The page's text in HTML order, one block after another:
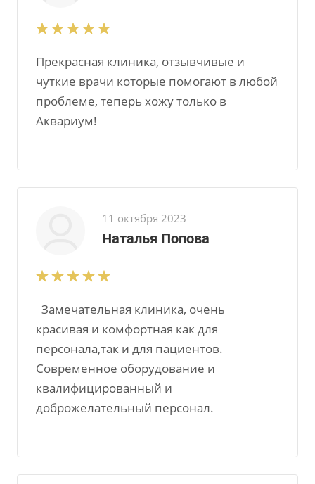
Прекрасная клиника, отзывчивые и
чуткие врачи которые помогают в любой
проблеме, теперь хожу только в
Аквариум!
11 октября 2023
Наталья Попова
Замечательная клиника, очень
красивая и комфортная как для
персонала,так и для пациентов.
Современное оборудование и
квалифицированный и
доброжелательный персонал.